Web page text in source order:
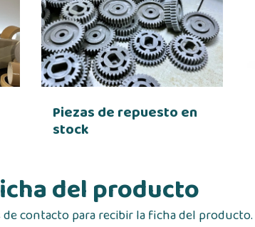
Piezas de repuesto en
stock
del producto
contacto para recibir la ficha del producto.